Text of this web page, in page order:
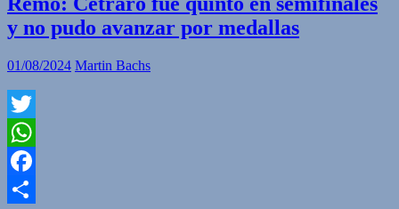
y no pudo avanzar por medallas
01/08/2024 Martin Bachs
Twitter
WhatsApp
Facebook